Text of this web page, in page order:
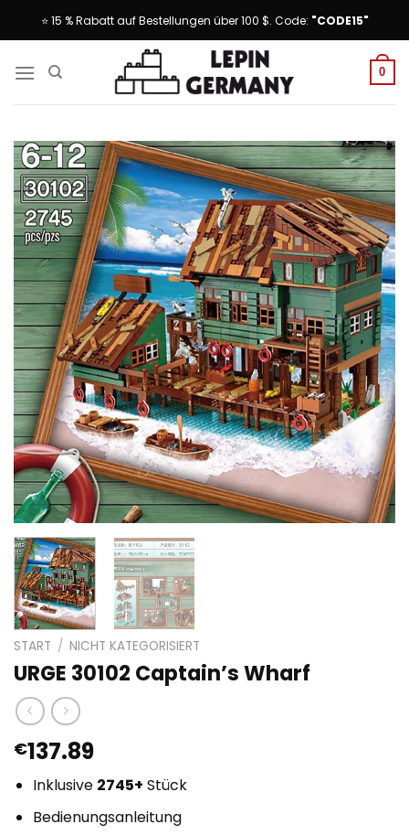
⭐ 15 % Rabatt auf Bestellungen über 100 $. Code: "CODE15"
0
START / NICHT KATEGORISIERT
URGE 30102 Captain’s Wharf
€137.89
Inklusive 2745+ Stück
Bedienungsanleitung